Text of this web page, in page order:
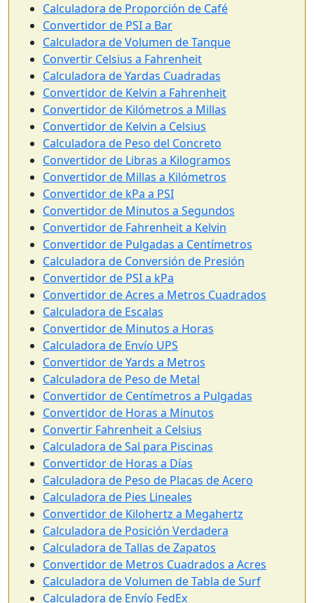
Calculadora de Proporción de Café
Convertidor de PSI a Bar
Calculadora de Volumen de Tanque
Convertir Celsius a Fahrenheit
Calculadora de Yardas Cuadradas
Convertidor de Kelvin a Fahrenheit
Convertidor de Kilómetros a Millas
Convertidor de Kelvin a Celsius
Calculadora de Peso del Concreto
Convertidor de Libras a Kilogramos
Convertidor de Millas a Kilómetros
Convertidor de kPa a PSI
Convertidor de Minutos a Segundos
Convertidor de Fahrenheit a Kelvin
Convertidor de Pulgadas a Centímetros
Calculadora de Conversión de Presión
Convertidor de PSI a kPa
Convertidor de Acres a Metros Cuadrados
Calculadora de Escalas
Convertidor de Minutos a Horas
Calculadora de Envío UPS
Convertidor de Yards a Metros
Calculadora de Peso de Metal
Convertidor de Centímetros a Pulgadas
Convertidor de Horas a Minutos
Convertir Fahrenheit a Celsius
Calculadora de Sal para Piscinas
Convertidor de Horas a Días
Calculadora de Peso de Placas de Acero
Calculadora de Pies Lineales
Convertidor de Kilohertz a Megahertz
Calculadora de Posición Verdadera
Calculadora de Tallas de Zapatos
Convertidor de Metros Cuadrados a Acres
Calculadora de Volumen de Tabla de Surf
Calculadora de Envío FedEx